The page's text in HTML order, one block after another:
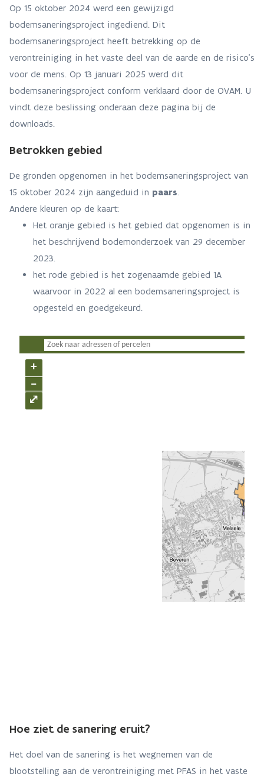
Op 15 oktober 2024 werd een gewijzigd
bodemsaneringsproject ingediend. Dit
bodemsaneringsproject heeft betrekking op de
verontreiniging in het vaste deel van de aarde en de risico's
voor de mens. Op 13 januari 2025 werd dit
bodemsaneringsproject conform verklaard door de OVAM. U
vindt deze beslissing onderaan deze pagina bij de
downloads.
Betrokken gebied
De gronden opgenomen in het bodemsaneringsproject van
15 oktober 2024 zijn aangeduid in paars.
Andere kleuren op de kaart:
Het oranje gebied is het gebied dat opgenomen is in
het beschrijvend bodemonderzoek van 29 december
2023.
het rode gebied is het zogenaamde gebied 1A
waarvoor in 2022 al een bodemsaneringsproject is
opgesteld en goedgekeurd.
Hoe ziet de sanering eruit?
Het doel van de sanering is het wegnemen van de
blootstelling aan de verontreiniging met PFAS in het vaste